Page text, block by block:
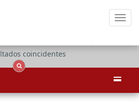
coincidentes